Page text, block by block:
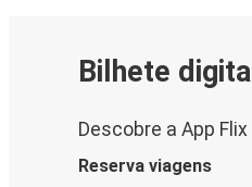
Bilhete
Descobre a App Flix
Reserva viagens